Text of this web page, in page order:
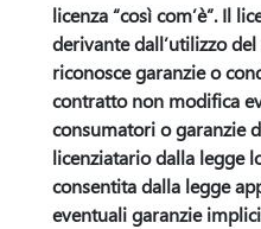
licenza “così com’è”. Il
derivante dall’utilizzo
riconosce garanzie o
contratto non modifica
consumatori o garanzie
licenziatario dalla legge
consentita dalla legge
eventuali garanzie